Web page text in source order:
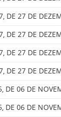
DE 27 DE
DE 27 DE
DE 27 DE
DE 27 DE
DE 06 DE
DE 06 DE